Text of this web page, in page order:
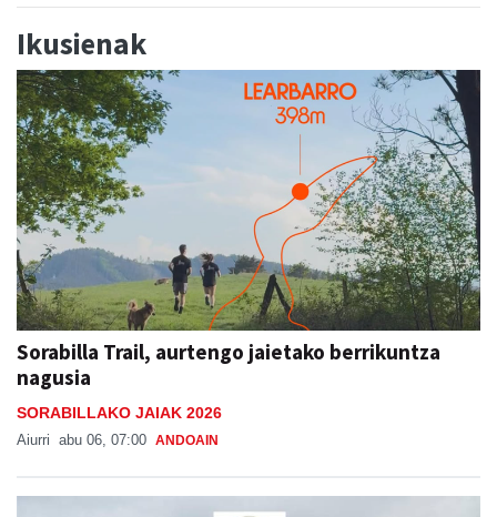
Ikusienak
Sorabilla Trail, aurtengo jaietako berrikuntza
nagusia
SORABILLAKO JAIAK 2026
Aiurri abu 06, 07:00 ANDOAIN